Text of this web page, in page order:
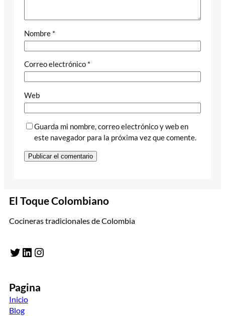
Nombre *
Correo electrónico *
Web
Guarda mi nombre, correo electrónico y web en
este navegador para la próxima vez que comente.
El Toque Colombiano
Cocineras tradicionales de Colombia
Twitter LinkedIn Instagram
Pagina
Inicio
Blog